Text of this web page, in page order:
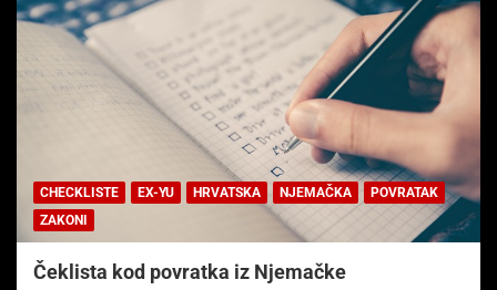
CHECKLISTE EX-YU HRVATSKA NJEMAČKA
POVRATAK
ZAKONI
Čeklista kod povratka iz Njemačke